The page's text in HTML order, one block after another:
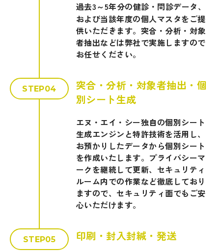
過去3～5年分の健診・問診データ、
および当該年度の個人マスタをご提
供いただきます。突合・分析・対象
者抽出などは弊社で実施しますので
お任せください。
STEP04
突合・分析・対象者抽出・個
別シート生成
エヌ・エイ・シー独自の個別シート
生成エンジンと特許技術を活用し、
お預かりしたデータから個別シート
を作成いたします。プライバシーマ
ークを継続して更新、セキュリティ
ルーム内での作業など徹底しており
ますので、セキュリティ面でもご安
心いただけます。
STEP05 印刷・封入封緘・発送